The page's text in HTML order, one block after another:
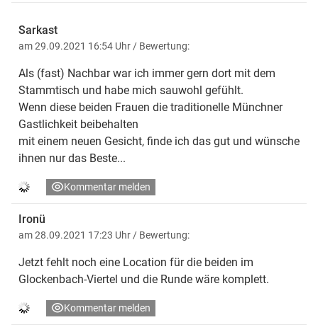
Sarkast
am 29.09.2021 16:54 Uhr / Bewertung:
Als (fast) Nachbar war ich immer gern dort mit dem
Stammtisch und habe mich sauwohl gefühlt.
Wenn diese beiden Frauen die traditionelle Münchner
Gastlichkeit beibehalten
mit einem neuen Gesicht, finde ich das gut und wünsche
ihnen nur das Beste...
Kommentar melden
Ironü
am 28.09.2021 17:23 Uhr / Bewertung:
Jetzt fehlt noch eine Location für die beiden im
Glockenbach-Viertel und die Runde wäre komplett.
Kommentar melden